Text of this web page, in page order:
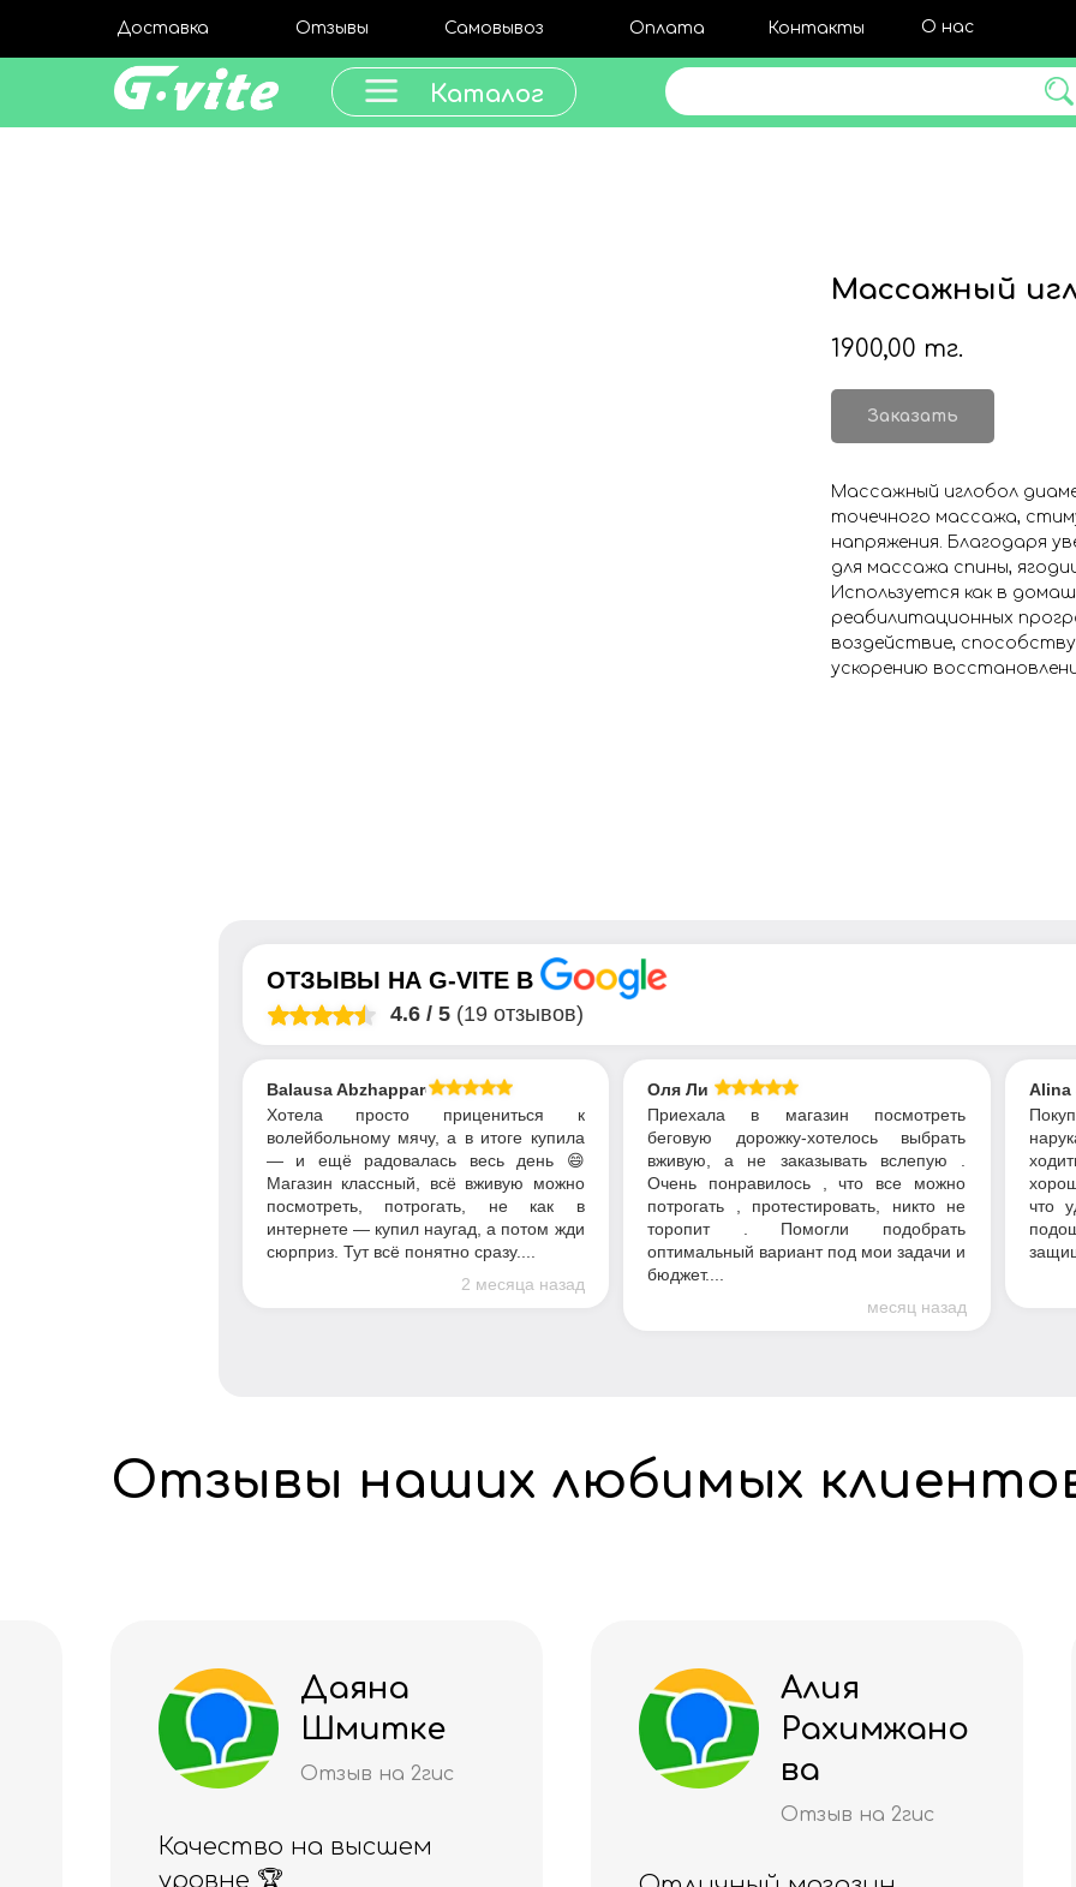
Каталог
Доставка Отзывы Оплата Контакты О нас
Самовывоз
Массажный
1900,00 тг.
Заказать
Массажный иглобол
точечного массажа,
напряжения. Благодаря
для массажа спины,
Используется как в
реабилитационных
воздействие,
ускорению
ОТЗЫВЫ НА G-VITEВ
4.6/ 5 (19 отзывов)
Balausa Abzhapparova
Хотела просто прицениться к
волейбольному мячу, а в итоге купила
— и ещё радовалась весь день 😄
Магазин классный, всё вживую можно
посмотреть, потрогать, не как в
интернете — купил наугад, а потом жди
сюрприз. Тут всё понятно сразу....
2 месяца назад
Оля Ли
Приехала в магазин посмотреть
беговую дорожку-хотелось выбрать
вживую, а не заказывать вслепую .
Очень понравилось , что все можно
потрогать , протестировать, никто не
торопит . Помогли подобрать
оптимальный вариант под мои задачи и
бюджет....
месяц назад
Alina
что
Отзывы наших любимых
Алия
Рахимжано
ва
Алуа
Жанат
Отзыв на 2гис
приветливый персонал